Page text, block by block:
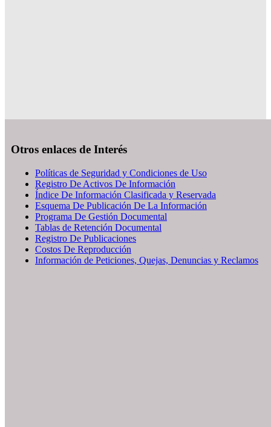
Otros enlaces de Interés
Políticas de Seguridad y Condiciones de Uso
Registro De Activos De Información
Índice De Información Clasificada y Reservada
Esquema De Publicación De La Información
Programa De Gestión Documental
Tablas de Retención Documental
Registro De Publicaciones
Costos De Reproducción
Información de Peticiones, Quejas, Denuncias y Reclamos